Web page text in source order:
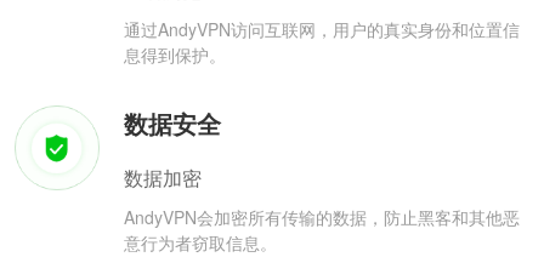
通过AndyVPN访问互联网，用户的真实身份和位置信
息得到保护。
数据安全
数据加密
AndyVPN会加密所有传输的数据，防止黑客和其他恶
意行为者窃取信息。